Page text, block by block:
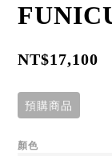
NT$17,100
預購商品
顏色